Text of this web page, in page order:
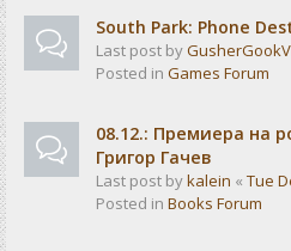
South Park: Phone
Last post by
Posted in Games Forum
08.12.: Премиера на
Григор Гачев
Last post bykalein « Tue
Posted in Books Forum